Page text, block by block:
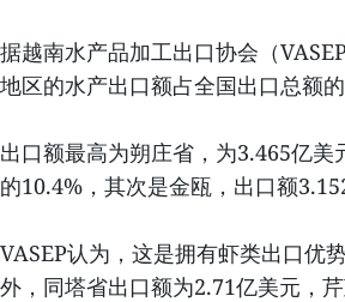
据越南水产品加工出口协会（
地区的水产出口额占全国出口总额的
出口额最高为朔庄省，为3.465亿美
的10.4%，其次是金瓯，出口额
VASEP认为，这是拥有虾类出口优
外，同塔省出口额为2.71亿美元，